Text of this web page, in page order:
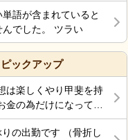
語が含まれていると
でした。 ツラい
ピックアップ
は楽しくやり甲斐を持
金の為だけになってま
ところがあって、生
でましなのでしょう
の出勤です （骨折し